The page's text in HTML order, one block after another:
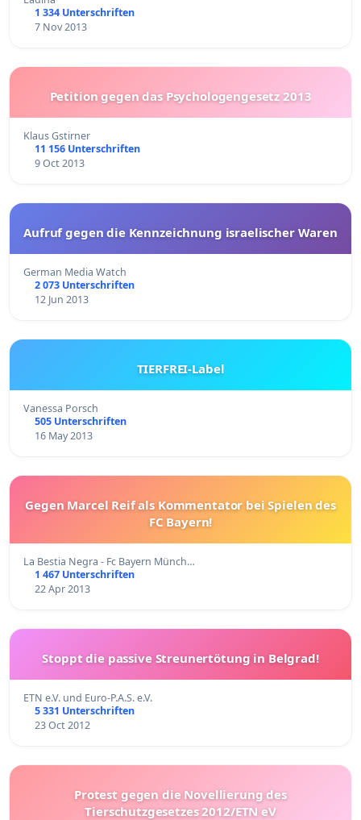
1 334 Unterschriften
7 Nov 2013
Petition gegen das Psychologengesetz 2013
Klaus Gstirner
11 156 Unterschriften
9 Oct 2013
Aufruf gegen die Kennzeichnung israelischer Waren
German Media Watch
2 073 Unterschriften
12 Jun 2013
TIERFREI-Label
Vanessa Porsch
505 Unterschriften
16 May 2013
Gegen Marcel Reif als Kommentator bei Spielen des
FC Bayern!
La Bestia Negra - Fc Bayern Münch…
1 467 Unterschriften
22 Apr 2013
Stoppt die passive Streunertötung in Belgrad!
ETN e.V. und Euro-P.A.S. e.V.
5 331 Unterschriften
23 Oct 2012
Protest gegen die Novellierung des
Tierschutzgesetzes 2012/ETN eV